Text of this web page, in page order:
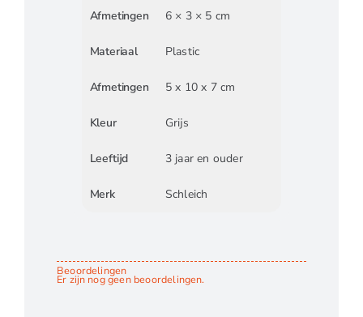
Afmetingen 6 × 3 × 5 cm
Materiaal Plastic
Afmetingen 5 x 10 x 7 cm
Kleur Grijs
Leeftijd 3 jaar en ouder
Merk Schleich
Beoordelingen
Er zijn nog geen beoordelingen.